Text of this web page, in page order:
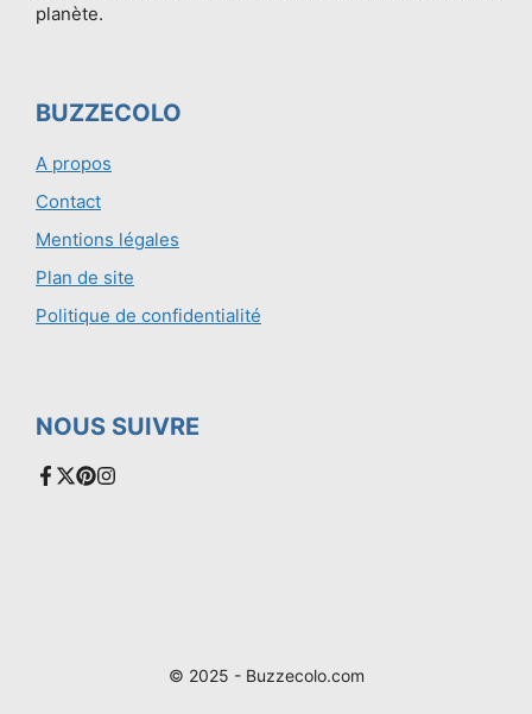
planète.
BUZZECOLO
A propos
Contact
Mentions légales
Plan de site
Politique de confidentialité
NOUS SUIVRE
© 2025 - Buzzecolo.com